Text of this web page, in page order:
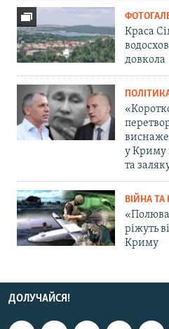
Краса
довкола
у Криму
та
ВІЙНА
ріжуть
Криму
ДОЛУЧАЙСЯ!